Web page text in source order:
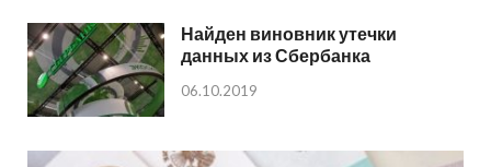
Найден виновник утечки
данных из Сбербанка
06.10.2019